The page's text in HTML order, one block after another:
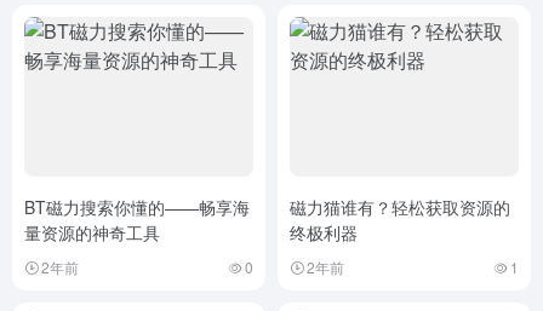
BT磁力搜索你懂的——畅享海
量资源的神奇工具
2年前 0
磁力猫谁有？轻松获取资源的
终极利器
2年前 1